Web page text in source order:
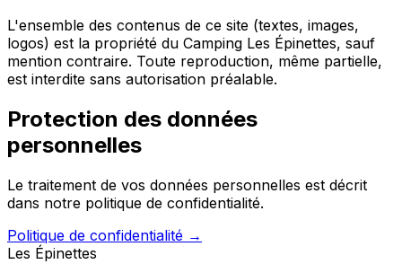
L'ensemble des contenus de ce site (textes, images,
logos) est la propriété du Camping Les Épinettes, sauf
mention contraire. Toute reproduction, même partielle,
est interdite sans autorisation préalable.
Protection des données
personnelles
Le traitement de vos données personnelles est décrit
dans notre politique de confidentialité.
Politique de confidentialité →
Les Épinettes